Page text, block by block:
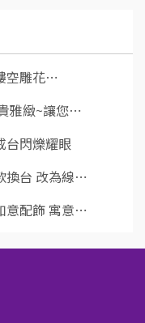
空雕花⋯
雅緻~讓您⋯
台閃爍耀眼
換台 改為線⋯
意配飾 寓意⋯